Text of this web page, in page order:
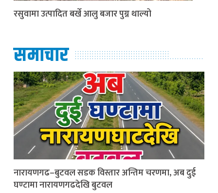
रसुवामा उत्पादित बर्खे आलु बजार पुग्न थाल्यो
समाचार
नारायणगढ–बुटवल सडक विस्तार अन्तिम चरणमा, अब दुई
घण्टामा नारायणगढदेखि बुटवल